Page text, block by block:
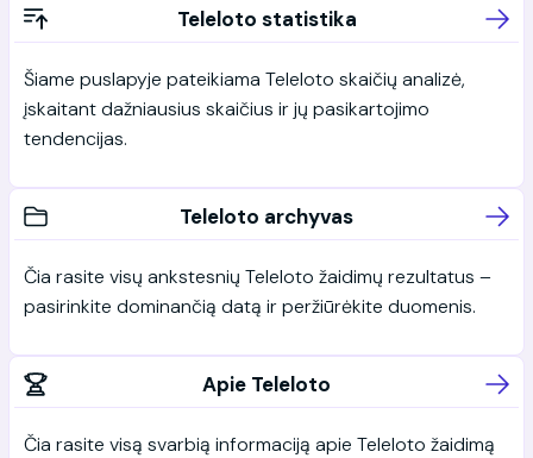
Teleloto statistika
Šiame puslapyje pateikiama Teleloto skaičių analizė,
įskaitant dažniausius skaičius ir jų pasikartojimo
tendencijas.
Teleloto archyvas
Čia rasite visų ankstesnių Teleloto žaidimų rezultatus –
pasirinkite dominančią datą ir peržiūrėkite duomenis.
Apie Teleloto
Čia rasite visą svarbią informaciją apie Teleloto žaidimą